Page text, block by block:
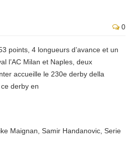
0
points, 4 longueurs d’avance et un
l’AC Milan et Naples, deux
accueille le 230e derby della
derby en
Maignan Samir Handanovic Serie